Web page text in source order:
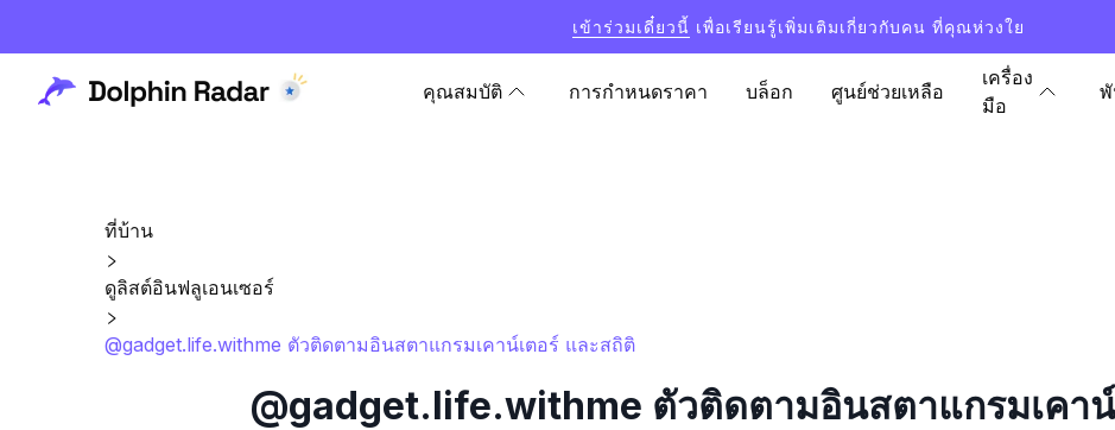
เข้าร่วมเดี๋ยวนี้ เพื่อเรียนรู้เพิ่มเติมเกี่ยวกับคน ที่คุณห่วงใย
คุณสมบัติ การกำหนดราคา บล็อก ศูนย์ช่วยเหลือ
เครื่อง
มือ
ที่บ้าน
ดูลิสต์อินฟลูเอนเซอร์
@gadget.life.withme ตัวติดตามอินสตาแกรมเคาน์เตอร์ และสถิติ
@gadget.life.withme ตัวติดตามอินสตาแกรมเคา